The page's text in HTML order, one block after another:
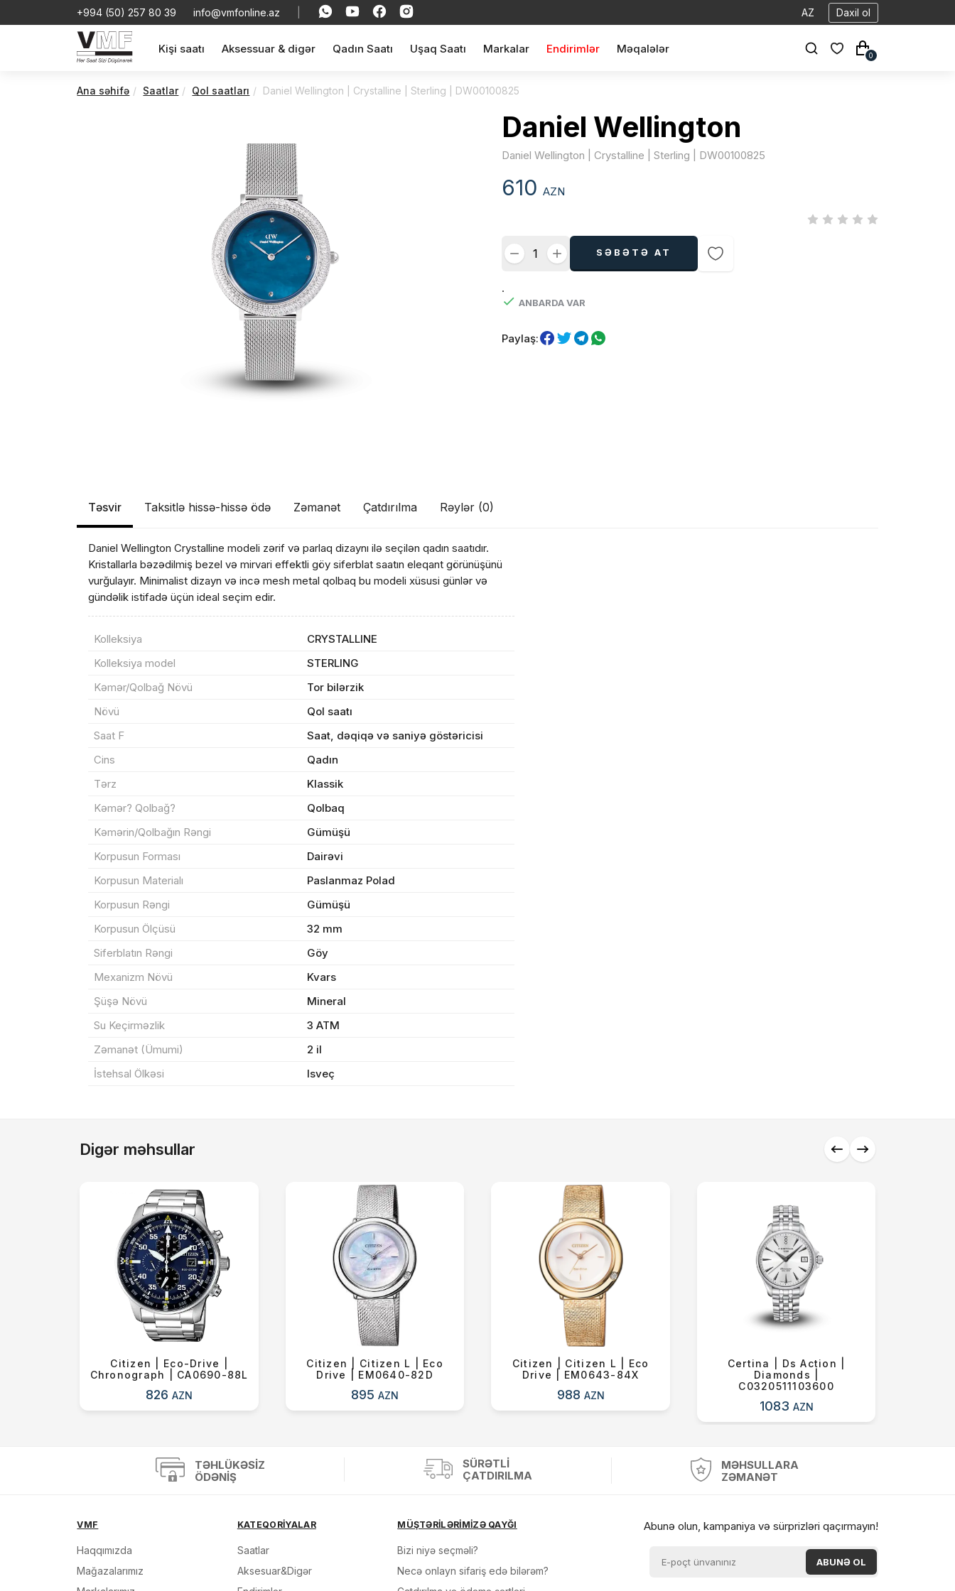
+994 (50) 257 80 39 info@vmfonline.az AZ Daxil ol
Kişi saatı Aksessuar & digər Qadın Saatı Uşaq Saatı Markalar Endirimlər Məqalələr
0
Ana səhifə Saatlar Qol saatları Daniel Wellington | Crystalline | Sterling | DW00100825
Daniel Wellington
Daniel Wellington | Crystalline | Sterling | DW00100825
610 AZN
SƏBƏTƏ AT
.
ANBARDA VAR
Paylaş:
Təsvir Taksitlə hissə-hissə ödə Zəmanət Çatdırılma Rəylər (0)
Daniel Wellington Crystalline modeli zərif və parlaq dizaynı ilə seçilən qadın saatıdır.
Kristallarla bəzədilmiş bezel və mirvari effektli göy siferblat saatın eleqant görünüşünü
vurğulayır. Minimalist dizayn və incə mesh metal qolbaq bu modeli xüsusi günlər və
gündəlik istifadə üçün ideal seçim edir.
Kolleksiya
CRYSTALLINE
Kolleksiya model
STERLING
Kəmər/Qolbağ Növü
Tor bilərzik
Növü
Qol saatı
Saat F
Saat, dəqiqə və saniyə göstəricisi
Cins
Qadın
Tərz
Klassik
Kəmər? Qolbağ?
Qolbaq
Kəmərin/Qolbağın Rəngi
Gümüşü
Korpusun Forması
Dairəvi
Korpusun Materialı
Paslanmaz Polad
Korpusun Rəngi
Gümüşü
Korpusun Ölçüsü
32 mm
Siferblatın Rəngi
Göy
Mexanizm Növü
Kvars
Şüşə Növü
Mineral
Su Keçirməzlik
3 ATM
Zəmanət (Ümumi)
2 il
İstehsal Ölkəsi
Isveç
Digər məhsullar
Citizen | Eco-Drive |
Chronograph | CA0690-88L
826AZN
Citizen | Citizen L | Eco
Drive | EM0640-82D
895AZN
Citizen | Citizen L | Eco
Drive | EM0643-84X
988 AZN
Certina | Ds Action |
Diamonds |
C0320511103600
1083 AZN
Məhsul(lar) səbətə əlavə edildi
Sifarişin detalları
Məhsul toplam
Yekun məbləğ
TƏHLÜKƏSIZ
ÖDƏNIŞ
SÜRƏTLI
ÇATDIRILMA
MƏHSULLARA
ZƏMANƏT
VMF
Haqqımızda
Mağazalarımız
KATEQORİYALAR
Saatlar
Aksesuar&Digər
MÜŞTƏRİLƏRİMİZƏ QAYĞI
Bizi niyə seçməli?
Necə onlayn sifariş edə bilərəm?
Abunə olun, kampaniya və sürprizləri qaçırmayın!